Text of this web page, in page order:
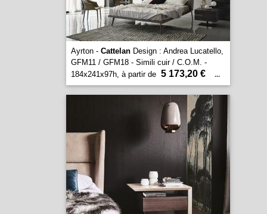
Ayrton - CattelanDesign : Andrea Lucatello,
GFM11 / GFM18 - Simili cuir / C.O.M. -
184x241x97h, à partir de 5 173,20 € ...